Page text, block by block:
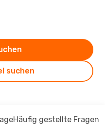
suchen
Häufig gestellte Fragen